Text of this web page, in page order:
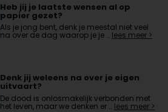
Heb jij je laatste wensen al op
papier gezet?
Als je jong bent, denk je meestal niet veel
na over de dag waarop je je … lees meer >
Denk jij weleens na over je eigen
uitvaart?
De dood is onlosmakelijk verbonden met
het leven, maar we denken er … lees meer >